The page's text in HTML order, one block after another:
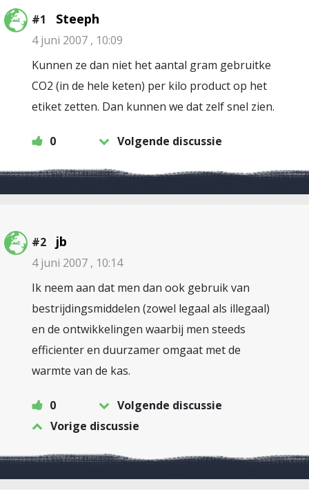
#1 Steeph
4 juni 2007 , 10:09
Kunnen ze dan niet het aantal gram gebruitke
CO2 (in de hele keten) per kilo product op het
etiket zetten. Dan kunnen we dat zelf snel zien.
0 Volgende discussie
#2 jb
4 juni 2007 , 10:14
Ik neem aan dat men dan ook gebruik van
bestrijdingsmiddelen (zowel legaal als illegaal)
en de ontwikkelingen waarbij men steeds
efficienter en duurzamer omgaat met de
warmte van de kas.
0
Volgende discussie
Vorige discussie